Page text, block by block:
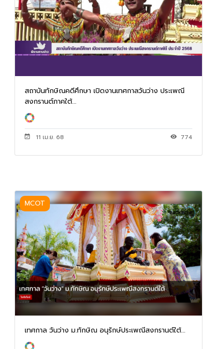
สถาบันทักษิณคดีศึกษา เปิดงานเทศกาลวันว่าง ประเพณี
สงกรานต์ภาคใต้...
11 เม.ย. 68 774
MCOT
เทศกาล วันว่าง ม.ทักษิณ อนุรักษ์ประเพณีสงกรานต์ใต้...